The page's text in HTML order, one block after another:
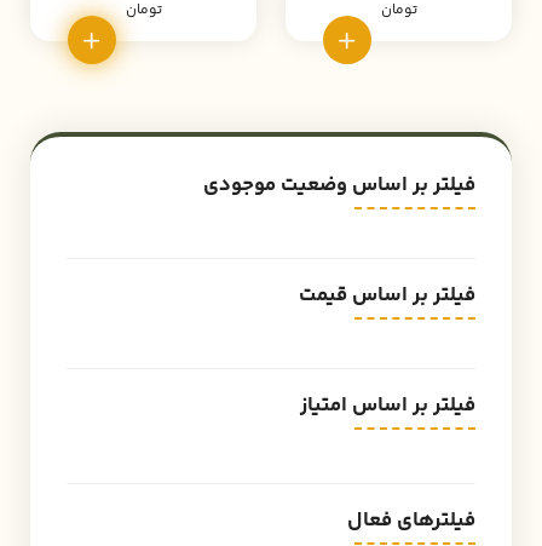
فیلتر بر اساس وضعیت موجودی
فیلتر بر اساس قیمت
فیلتر بر اساس امتیاز
فیلترهای فعال
تومان تومان